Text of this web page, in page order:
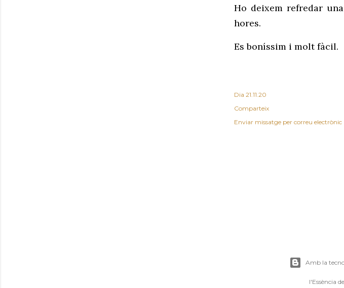
Ho deixem refredar
hores.
Es boníssim i molt fàcil.
Dia 21.11.20
Comparteix
Enviar missatge per correu electrònic
Amb la
l'Essència